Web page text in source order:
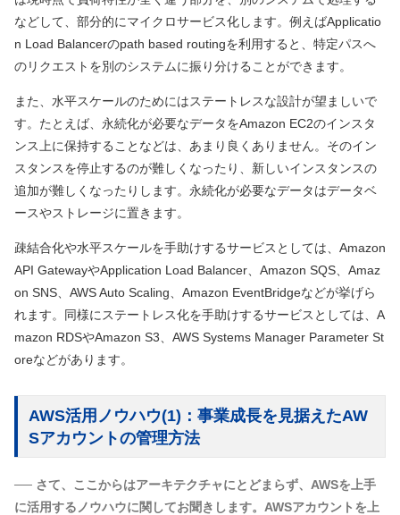
などして、部分的にマイクロサービス化します。例えばApplicatio
n Load Balancerのpath based routingを利用すると、特定パスへ
のリクエストを別のシステムに振り分けることができます。
また、水平スケールのためにはステートレスな設計が望ましいで
す。たとえば、永続化が必要なデータをAmazon EC2のインスタ
ンス上に保持することなどは、あまり良くありません。そのイン
スタンスを停止するのが難しくなったり、新しいインスタンスの
追加が難しくなったりします。永続化が必要なデータはデータベ
ースやストレージに置きます。
疎結合化や水平スケールを手助けするサービスとしては、Amazon
API GatewayやApplication Load Balancer、Amazon SQS、Amaz
on SNS、AWS Auto Scaling、Amazon EventBridgeなどが挙げら
れます。同様にステートレス化を手助けするサービスとしては、A
mazon RDSやAmazon S3、AWS Systems Manager Parameter St
oreなどがあります。
AWS活用ノウハウ(1)：事業成長を見据えたAW
Sアカウントの管理方法
── さて、ここからはアーキテクチャにとどまらず、AWSを上手
に活用するノウハウに関してお聞きします。AWSアカウントを上